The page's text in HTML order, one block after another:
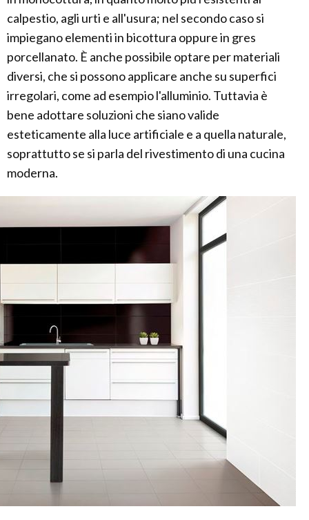
calpestio, agli urti e all'usura; nel secondo caso si
impiegano elementi in bicottura oppure in gres
porcellanato. È anche possibile optare per materiali
diversi, che si possono applicare anche su superfici
irregolari, come ad esempio l'alluminio. Tuttavia è
bene adottare soluzioni che siano valide
esteticamente alla luce artificiale e a quella naturale,
soprattutto se si parla del rivestimento di una cucina
moderna.